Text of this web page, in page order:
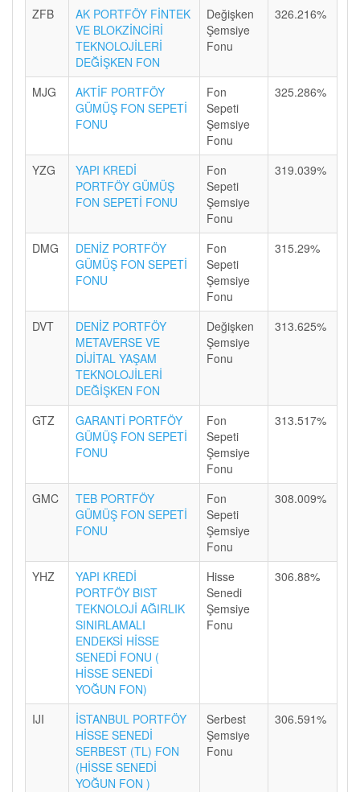
ZFB
AK PORTFÖY FİNTEK
VE BLOKZİNCİRİ
TEKNOLOJİLERİ
DEĞİŞKEN FON
Değişken
Şemsiye
Fonu
326.216%
MJG
AKTİF PORTFÖY
GÜMÜŞ FON SEPETİ
FONU
Fon
Sepeti
Şemsiye
Fonu
325.286%
YZG
YAPI KREDİ
PORTFÖY GÜMÜŞ
FON SEPETİ FONU
Fon
Sepeti
Şemsiye
Fonu
319.039%
DMG
DENİZ PORTFÖY
GÜMÜŞ FON SEPETİ
FONU
Fon
Sepeti
Şemsiye
Fonu
315.29%
DVT
DENİZ PORTFÖY
METAVERSE VE
DİJİTAL YAŞAM
TEKNOLOJİLERİ
DEĞİŞKEN FON
Değişken
Şemsiye
Fonu
313.625%
GTZ
GARANTİ PORTFÖY
GÜMÜŞ FON SEPETİ
FONU
Fon
Sepeti
Şemsiye
Fonu
313.517%
GMC
TEB PORTFÖY
GÜMÜŞ FON SEPETİ
FONU
Fon
Sepeti
Şemsiye
Fonu
308.009%
YHZ
YAPI KREDİ
PORTFÖY BIST
TEKNOLOJİ AĞIRLIK
SINIRLAMALI
ENDEKSİ HİSSE
SENEDİ FONU (
HİSSE SENEDİ
YOĞUN FON)
Hisse
Senedi
Şemsiye
Fonu
306.88%
IJI
İSTANBUL PORTFÖY
HİSSE SENEDİ
SERBEST (TL) FON
(HİSSE SENEDİ
YOĞUN FON )
Serbest
Şemsiye
Fonu
306.591%